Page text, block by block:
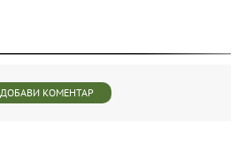
ДОБАВИ КОМЕНТАР